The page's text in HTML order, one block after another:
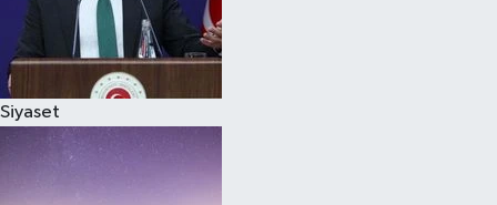
Siyaset
Sağlık
Siyaset
Teknoloji